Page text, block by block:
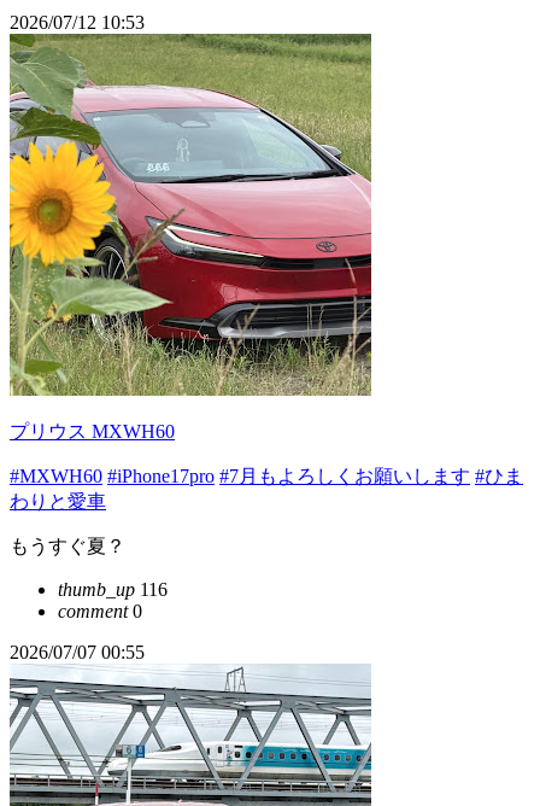
2026/07/12 10:53
プリウス MXWH60
#MXWH60 #iPhone17pro #7月もよろしくお願いします #ひま
わりと愛車
もうすぐ夏？
thumb_up 116
comment0
2026/07/07 00:55